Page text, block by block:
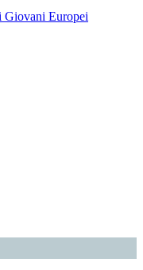
Giovani Europei